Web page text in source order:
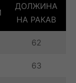
ДОЛЖИНА
НА РАКАВ
62
63